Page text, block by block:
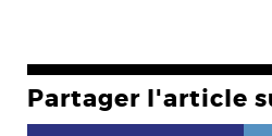
Partager l'article